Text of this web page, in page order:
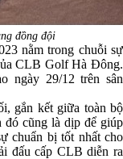
đồng đội
nằm trong chuỗi sự
CLB Golf Hà Đông.
ngày 29/12 trên sân
gắn kết giữa toàn bộ
đó cũng là dịp để giúp
chuẩn bị tốt nhất cho
đấu cấp CLB diễn ra